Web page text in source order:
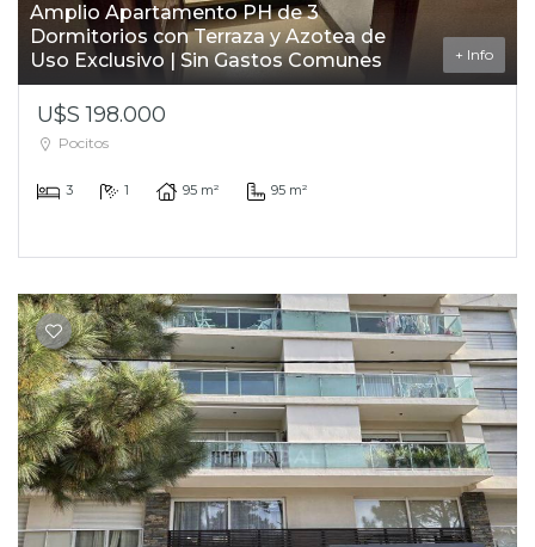
Amplio Apartamento PH de 3
Dormitorios con Terraza y Azotea de
Uso Exclusivo | Sin Gastos Comunes
+ Info
U$S 198.000
Pocitos
3 1 95 m² 95 m²